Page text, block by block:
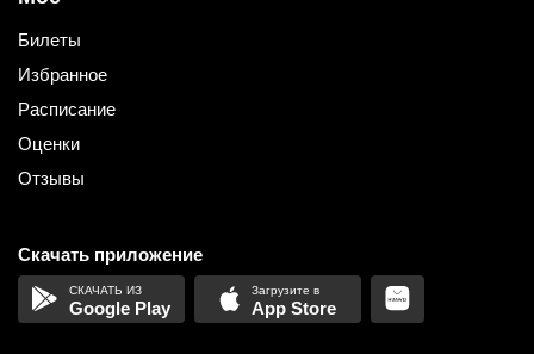
Билеты
Избранное
Расписание
Оценки
Отзывы
Скачать приложение
Google Play App Store